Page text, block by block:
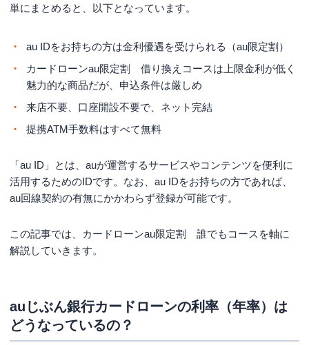
単にまとめると、以下となっています。
au IDをお持ちの方は金利優遇を受けられる（au限定割）
カードローンau限定割 借り換えコースは上限金利が低く
魅力的な商品だが、申込条件は厳しめ
来店不要、口座開設不要で、ネット完結
提携ATM手数料はすべて無料
「au ID」とは、auが運営するサービスやコンテンツを便利に
活用するためのIDです。なお、au IDをお持ちの方であれば、
au回線契約の有無にかかわらず登録が可能です。
この記事では、カードローンau限定割 誰でもコースを軸に
解説していきます。
auじぶん銀行カードローンの利率（年率）は
どうなっているの？